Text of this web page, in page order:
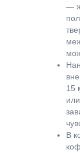
—
15
В